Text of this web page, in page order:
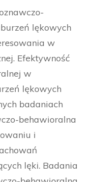
lękowych
w
Efektywność
w
lękowych
badaniach
behawioralna
i
lęki. Badania